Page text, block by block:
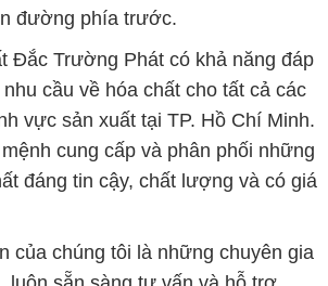
đường phía trước.
Đắc Trường Phát có khả năng đáp
cầu về hóa chất cho tất cả các
vực sản xuất tại TP. Hồ Chí Minh.
cung cấp và phân phối những
đáng tin cậy, chất lượng và có giá
của chúng tôi là những chuyên gia